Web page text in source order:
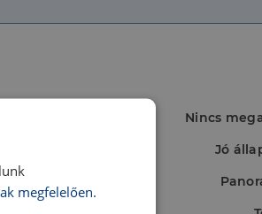
Nincs
Jó
megfelelően.